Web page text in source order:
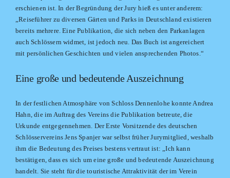
erschienen ist. In der Begründung der Jury hieß es unter anderem:
„Reiseführer zu diversen Gärten und Parks in Deutschland existieren
bereits mehrere. Eine Publikation, die sich neben den Parkanlagen
auch Schlössern widmet, ist jedoch neu. Das Buch ist angereichert
mit persönlichen Geschichten und vielen ansprechenden Photos.“
Eine große und bedeutende Auszeichnung
In der festlichen Atmosphäre von Schloss Dennenlohe konnte Andrea
Hahn, die im Auftrag des Vereins die Publikation betreute, die
Urkunde entgegennehmen. Der Erste Vorsitzende des deutschen
Schlösservereins Jens Spanjer war selbst früher Jurymitglied, weshalb
ihm die Bedeutung des Preises bestens vertraut ist: „Ich kann
bestätigen, dass es sich um eine große und bedeutende Auszeichnung
handelt. Sie steht für die touristische Attraktivität der im Verein